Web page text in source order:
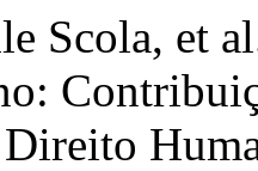
Scola, et